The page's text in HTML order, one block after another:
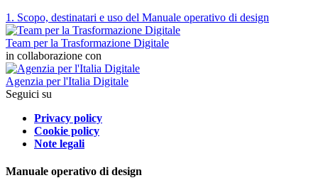
1. Scopo, destinatari e uso del Manuale operativo di design
Team per la Trasformazione Digitale
in collaborazione con
Agenzia per l'Italia Digitale
Seguici su
Privacy policy
Cookie policy
Note legali
Manuale operativo di design